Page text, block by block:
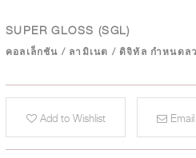
SUPER GLOSS (SGL)
คอลเล็กชัน / ลามิเนต / ดิจิทัล กำหนดล
Add to Wishlist